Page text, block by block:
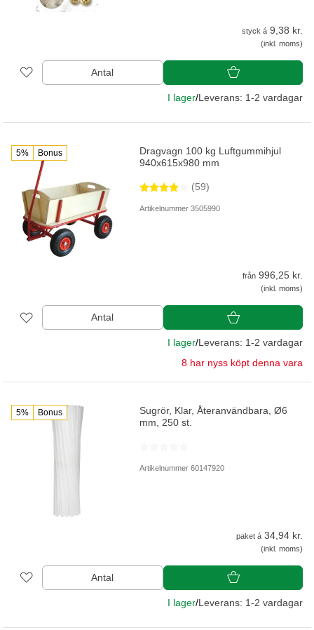
styck á 9,38 kr.
(inkl. moms)
Antal
I lager/Leverans: 1-2 vardagar
5% Bonus
Dragvagn 100 kg Luftgummihjul
940x615x980 mm
(59)
Artikelnummer 3505990
från 996,25 kr.
(inkl. moms)
Antal
I lager/Leverans: 1-2 vardagar
8 har nyss köpt denna vara
5% Bonus
Sugrör, Klar, Återanvändbara, Ø6
mm, 250 st.
Artikelnummer 60147920
paket á 34,94 kr.
(inkl. moms)
Antal
I lager/Leverans: 1-2 vardagar